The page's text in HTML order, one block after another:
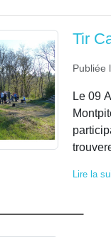
Tir
Publiée
Le 09
Lire la